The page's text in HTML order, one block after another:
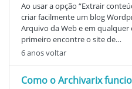
Ao usar a opção “Extrair
criar facilmente um blog
Arquivo da Web e em qualquer
primeiro encontre o site de…
6 anos voltar
Como o Archivarix